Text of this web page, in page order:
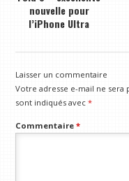
nouvelle pour
l’iPhone Ultra
Laisser un commentaire
Votre adresse e-mail ne sera
sont indiqués avec*
Commentaire*